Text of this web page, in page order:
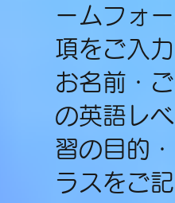
ームフォ
項をご入
お名前・
の英語レ
習の目的
ラスをご